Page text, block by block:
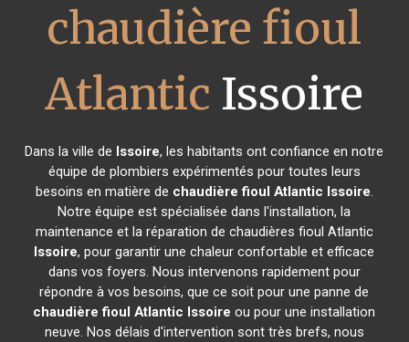
chaudière fioul
Atlantic Issoire
Dans la ville de Issoire, les habitants ont confiance en notre
équipe de plombiers expérimentés pour toutes leurs
besoins en matière de chaudière fioul Atlantic Issoire.
Notre équipe est spécialisée dans l'installation, la
maintenance et la réparation de chaudières fioul Atlantic
Issoire, pour garantir une chaleur confortable et efficace
dans vos foyers. Nous intervenons rapidement pour
répondre à vos besoins, que ce soit pour une panne de
chaudière fioul Atlantic Issoire ou pour une installation
neuve. Nos délais d'intervention sont très brefs, nous